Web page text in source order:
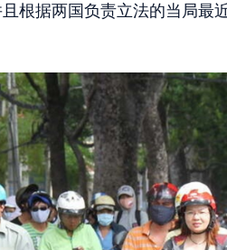
根据两国负责立法的当局最